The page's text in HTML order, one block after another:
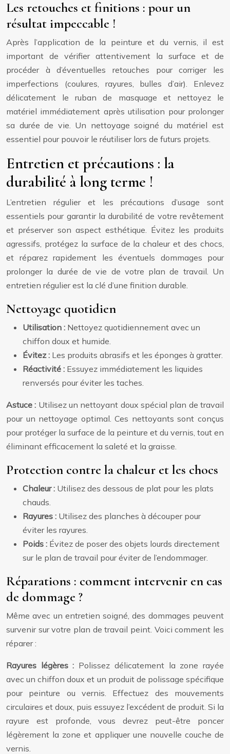
Les retouches et finitions : pour un
résultat impeccable !
Après l’application de la peinture et du vernis, il est
important de vérifier attentivement la surface et de
procéder à d’éventuelles retouches pour corriger les
imperfections (coulures, rayures, bulles d’air). Enlevez
délicatement le ruban de masquage et nettoyez le
matériel immédiatement après utilisation pour prolonger
sa durée de vie. Un nettoyage soigné du matériel est
essentiel pour pouvoir le réutiliser lors de futurs projets.
Entretien et précautions : la
durabilité à long terme !
L’entretien régulier et les précautions d’usage sont
essentiels pour garantir la durabilité de votre revêtement
et préserver son aspect esthétique. Évitez les produits
agressifs, protégez la surface de la chaleur et des chocs,
et réparez rapidement les éventuels dommages pour
prolonger la durée de vie de votre plan de travail. Un
entretien régulier est la clé d’une finition durable.
Nettoyage quotidien
Utilisation : Nettoyez quotidiennement avec un
chiffon doux et humide.
Évitez : Les produits abrasifs et les éponges à gratter.
Réactivité : Essuyez immédiatement les liquides
renversés pour éviter les taches.
Astuce : Utilisez un nettoyant doux spécial plan de travail
pour un nettoyage optimal. Ces nettoyants sont conçus
pour protéger la surface de la peinture et du vernis, tout en
éliminant efficacement la saleté et la graisse.
Protection contre la chaleur et les chocs
Chaleur : Utilisez des dessous de plat pour les plats
chauds.
Rayures : Utilisez des planches à découper pour
éviter les rayures.
Poids : Évitez de poser des objets lourds directement
sur le plan de travail pour éviter de l’endommager.
Réparations : comment intervenir en cas
de dommage ?
Même avec un entretien soigné, des dommages peuvent
survenir sur votre plan de travail peint. Voici comment les
réparer :
Rayures légères : Polissez délicatement la zone rayée
avec un chiffon doux et un produit de polissage spécifique
pour peinture ou vernis. Effectuez des mouvements
circulaires et doux, puis essuyez l’excédent de produit. Si la
rayure est profonde, vous devrez peut-être poncer
légèrement la zone et appliquer une nouvelle couche de
vernis.